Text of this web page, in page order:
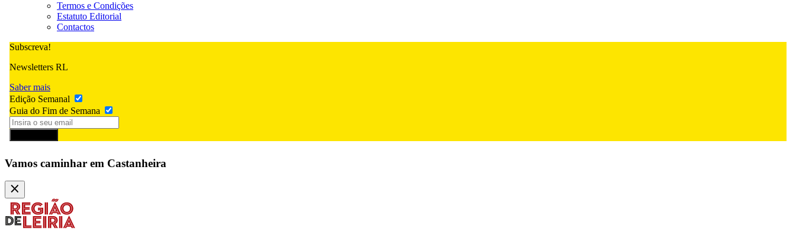
Termos e Condições
Estatuto Editorial
Contactos
Subscreva!
Newsletters RL
Saber mais
Edição Semanal
Guia do Fim de Semana
Vamos caminhar em Castanheira